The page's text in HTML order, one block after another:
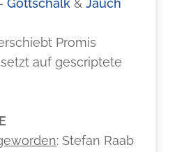
Gottschalk &Jauch
Promis
setzt auf gescriptete
: Stefan Raab